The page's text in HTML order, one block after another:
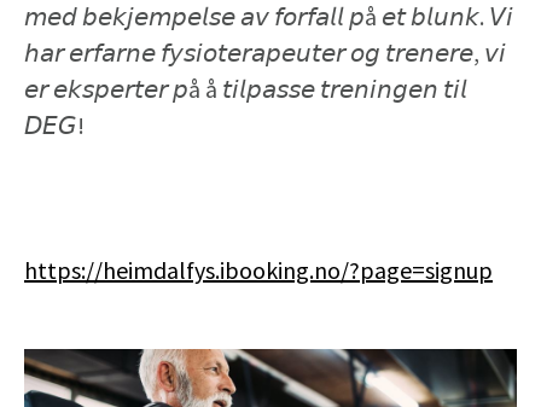
𝘮𝘦𝘥 𝘣𝘦𝘬𝘫𝘦𝘮𝘱𝘦𝘭𝘴𝘦 𝘢𝘷 𝘧𝘰𝘳𝘧𝘢𝘭𝘭 𝘱å 𝘦𝘵 𝘣𝘭𝘶𝘯𝘬. 𝘝𝘪
𝘩𝘢𝘳 𝘦𝘳𝘧𝘢𝘳𝘯𝘦 𝘧𝘺𝘴𝘪𝘰𝘵𝘦𝘳𝘢𝘱𝘦𝘶𝘵𝘦𝘳 𝘰𝘨 𝘵𝘳𝘦𝘯𝘦𝘳𝘦, 𝘷𝘪
𝘦𝘳 𝘦𝘬𝘴𝘱𝘦𝘳𝘵𝘦𝘳 𝘱å å 𝘵𝘪𝘭𝘱𝘢𝘴𝘴𝘦 𝘵𝘳𝘦𝘯𝘪𝘯𝘨𝘦𝘯 𝘵𝘪𝘭
𝘋𝘌𝘎!⁣
https://heimdalfys.ibooking.no/?page=signup⁣